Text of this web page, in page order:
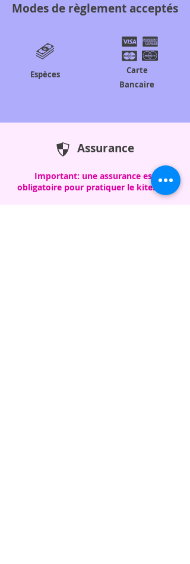
Modes de règlement acceptés
Espèces
Carte
Bancaire
Assurance
Important: une assurance est
obligatoire pour pratiquer le kitesurf !